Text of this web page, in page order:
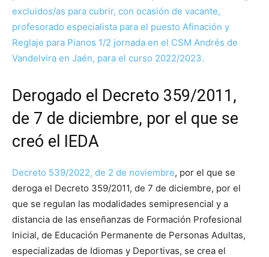
excluidos/as para cubrir, con ocasión de vacante,
profesorado especialista para el puesto Afinación y
Reglaje para Pianos 1/2 jornada en el CSM Andrés de
Vandelvira en Jaén, para el curso 2022/2023.
Derogado el Decreto 359/2011,
de 7 de diciembre, por el que se
creó el IEDA
Decreto 539/2022, de 2 de noviembre, por el que se
deroga el Decreto 359/2011, de 7 de diciembre, por el
que se regulan las modalidades semipresencial y a
distancia de las enseñanzas de Formación Profesional
Inicial, de Educación Permanente de Personas Adultas,
especializadas de Idiomas y Deportivas, se crea el